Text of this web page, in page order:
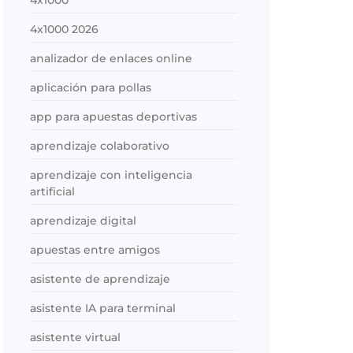
4x1000 2026
analizador de enlaces online
aplicación para pollas
app para apuestas deportivas
aprendizaje colaborativo
aprendizaje con inteligencia
artificial
aprendizaje digital
apuestas entre amigos
asistente de aprendizaje
asistente IA para terminal
asistente virtual